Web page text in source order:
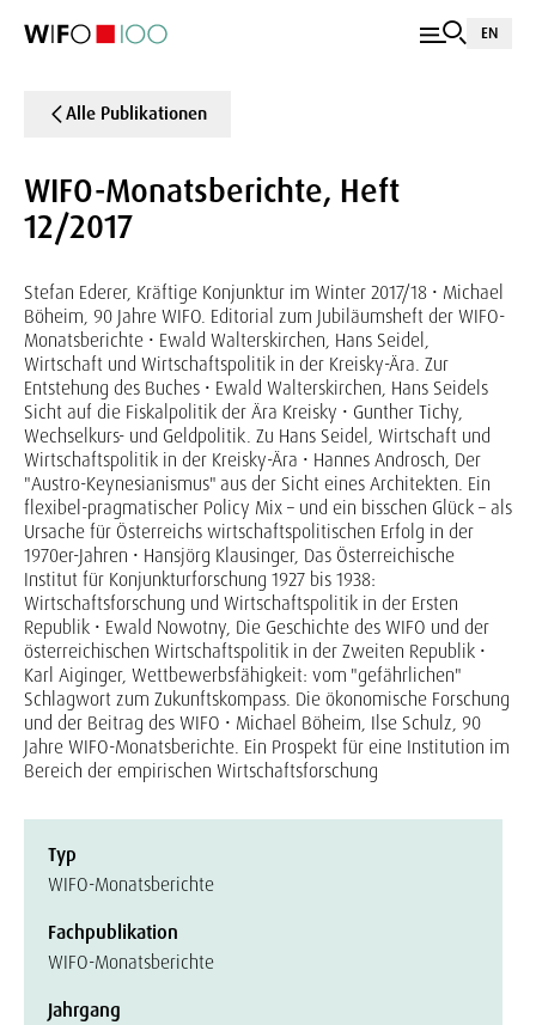
EN
Alle Publikationen
WIFO-Monatsberichte, Heft
12/2017
Stefan Ederer, Kräftige Konjunktur im Winter 2017/18 • Michael
Böheim, 90 Jahre WIFO. Editorial zum Jubiläumsheft der WIFO-
Monatsberichte • Ewald Walterskirchen, Hans Seidel,
Wirtschaft und Wirtschaftspolitik in der Kreisky-Ära. Zur
Entstehung des Buches • Ewald Walterskirchen, Hans Seidels
Sicht auf die Fiskalpolitik der Ära Kreisky • Gunther Tichy,
Wechselkurs- und Geldpolitik. Zu Hans Seidel, Wirtschaft und
Wirtschaftspolitik in der Kreisky-Ära • Hannes Androsch, Der
"Austro-Keynesianismus" aus der Sicht eines Architekten. Ein
flexibel-pragmatischer Policy Mix – und ein bisschen Glück – als
Ursache für Österreichs wirtschaftspolitischen Erfolg in der
1970er-Jahren • Hansjörg Klausinger, Das Österreichische
Institut für Konjunkturforschung 1927 bis 1938:
Wirtschaftsforschung und Wirtschaftspolitik in der Ersten
Republik • Ewald Nowotny, Die Geschichte des WIFO und der
österreichischen Wirtschaftspolitik in der Zweiten Republik •
Karl Aiginger, Wettbewerbsfähigkeit: vom "gefährlichen"
Schlagwort zum Zukunftskompass. Die ökonomische Forschung
und der Beitrag des WIFO • Michael Böheim, Ilse Schulz, 90
Jahre WIFO-Monatsberichte. Ein Prospekt für eine Institution im
Bereich der empirischen Wirtschaftsforschung
Typ
WIFO-Monatsberichte
Fachpublikation
WIFO-Monatsberichte
Jahrgang